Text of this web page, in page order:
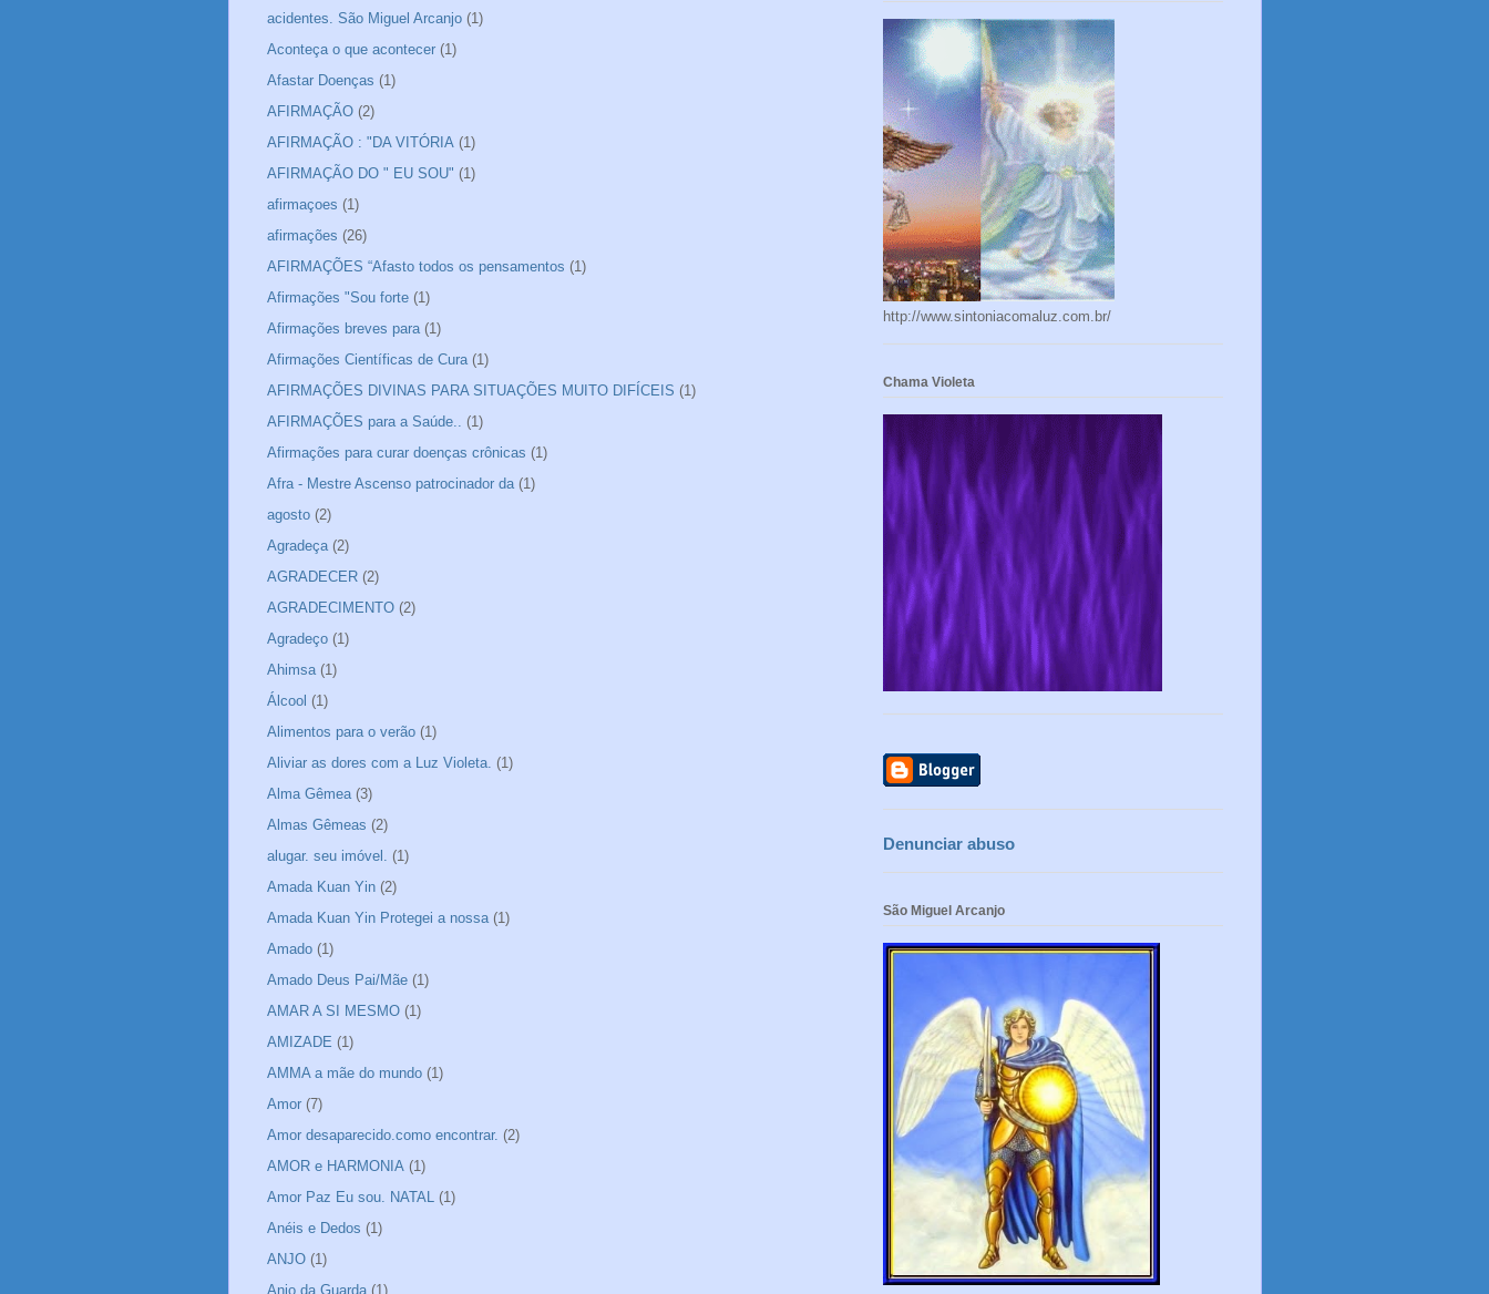
acidentes. São Miguel Arcanjo (1)
Aconteça o que acontecer (1)
Afastar Doenças (1)
AFIRMAÇÃO (2)
AFIRMAÇÃO : "DA VITÓRIA (1)
AFIRMAÇÃO DO " EU SOU" (1)
afirmaçoes (1)
afirmações (26)
AFIRMAÇÕES “Afasto todos os pensamentos (1)
Afirmações "Sou forte (1)
Afirmações breves para (1)
Afirmações Científicas de Cura (1)
AFIRMAÇÕES DIVINAS PARA SITUAÇÕES MUITO DIFÍCEIS (1)
AFIRMAÇÕES para a Saúde.. (1)
Afirmações para curar doenças crônicas (1)
Afra - Mestre Ascenso patrocinador da (1)
agosto (2)
Agradeça (2)
AGRADECER (2)
AGRADECIMENTO (2)
Agradeço (1)
Ahimsa (1)
Álcool (1)
Alimentos para o verão (1)
Aliviar as dores com a Luz Violeta. (1)
Alma Gêmea (3)
Almas Gêmeas (2)
alugar. seu imóvel. (1)
Amada Kuan Yin (2)
Amada Kuan Yin Protegei a nossa (1)
Amado (1)
Amado Deus Pai/Mãe (1)
AMAR A SI MESMO (1)
AMIZADE (1)
AMMA a mãe do mundo (1)
Amor (7)
Amor desaparecido.como encontrar. (2)
AMOR e HARMONIA (1)
Amor Paz Eu sou. NATAL (1)
Anéis e Dedos (1)
ANJO (1)
Anjo da Guarda (1)
http://www.sintoniacomaluz.com.br/
Chama Violeta
Denunciar abuso
São Miguel Arcanjo